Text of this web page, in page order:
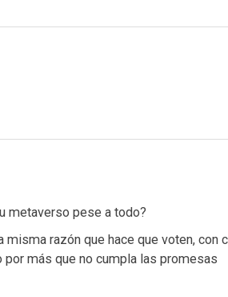
metaverso pese a todo?
razón que hace que voten, con
más que no cumpla las promesas